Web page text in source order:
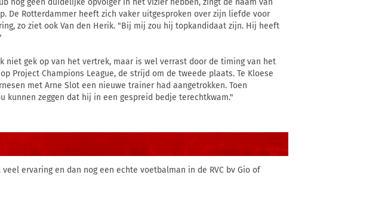
nog geen duidelijke opvolger in het vizier hebben, zingt de naam van
De Rotterdammer heeft zich vaker uitgesproken over zijn liefde voor
zo ziet ook Van den Herik. "Bij mij zou hij topkandidaat zijn. Hij heeft
niet gek op van het vertrek, maar is wel verrast door de timing van het
Project Champions League, de strijd om de tweede plaats. Te Kloese
met Arne Slot een nieuwe trainer had aangetrokken. Toen
kunnen zeggen dat hij in een gespreid bedje terechtkwam."
ervaring en dan nog een echte voetbalman in de RVC bv Gio of